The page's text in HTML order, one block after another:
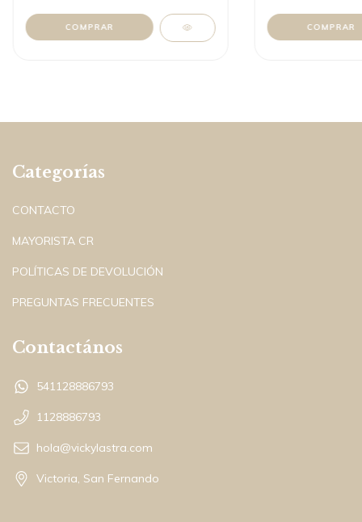
COMPRAR COMPRAR
Categorías
CONTACTO
MAYORISTA CR
POLÍTICAS DE DEVOLUCIÓN
PREGUNTAS FRECUENTES
Contactános
541128886793
1128886793
hola@vickylastra.com
Victoria, San Fernando